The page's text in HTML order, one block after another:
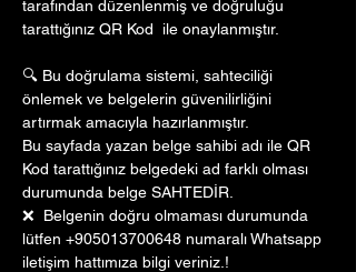
tarafından düzenlenmiş ve doğruluğu
tarattığınız QR Kod  ile onaylanmıştır.
🔍 Bu doğrulama sistemi, sahteciliği
önlemek ve belgelerin güvenilirliğini
artırmak amacıyla hazırlanmıştır.
Bu sayfada yazan belge sahibi adı ile QR
Kod tarattığınız belgedeki ad farklı olması
durumunda belge SAHTEDİR.
❌  Belgenin doğru olmaması durumunda
lütfen +905013700648 numaralı Whatsapp
iletişim hattımıza bilgi veriniz.!